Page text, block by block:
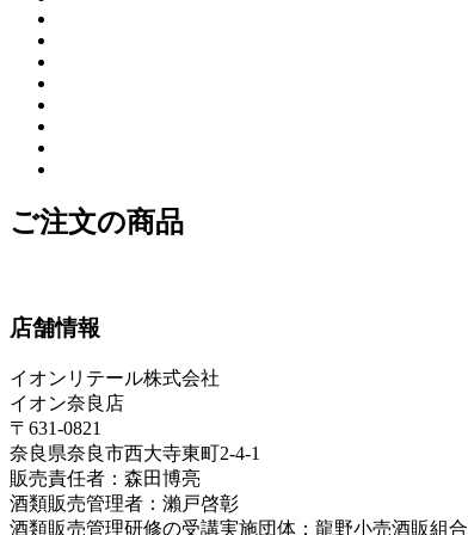
ご注文の商品
店舗情報
イオンリテール株式会社
イオン奈良店
〒631-0821
奈良県奈良市西大寺東町2-4-1
販売責任者：森田博亮
酒類販売管理者：瀨戸啓彰
酒類販売管理研修の受講実施団体：龍野小売酒販組合